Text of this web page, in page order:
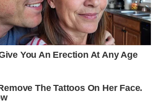
You An Erection At Any Age
The Tattoos On Her Face.